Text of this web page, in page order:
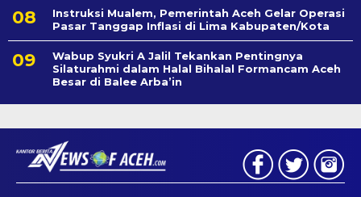
Instruksi Mualem, Pemerintah Aceh Gelar Operasi
Pasar Tanggap Inflasi di Lima Kabupaten/Kota
Wabup Syukri A Jalil Tekankan Pentingnya
Silaturahmi dalam Halal Bihalal Formancam Aceh
Besar di Balee Arba’in